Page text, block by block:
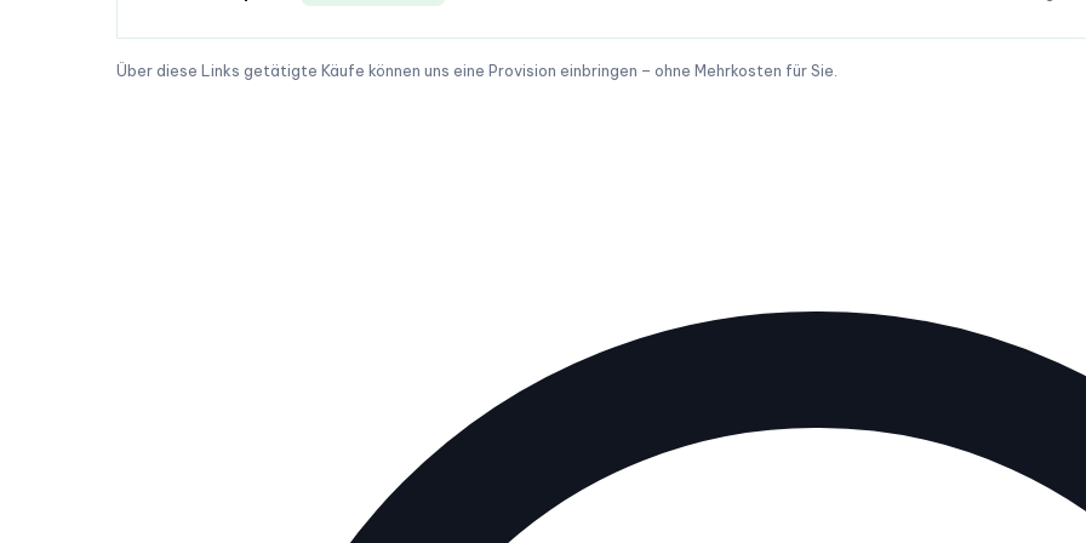
Über diese Links getätigte Käufe können uns eine Provision einbringen – ohne Mehrkosten für Sie.